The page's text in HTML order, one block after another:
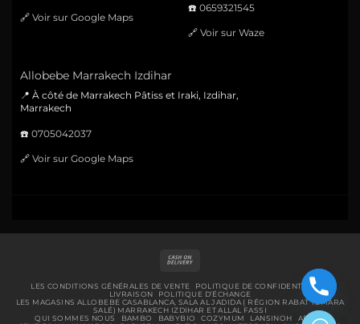
🔗 Voir sur Google Maps
☎️ 0659321545
🔗 Voir sur Waze
Allobebe Marrakech Izdihar
📍 À côté de Marrakech Pâtiss et Iraki, Izdihar,
Marrakech
☎️ 0705042037
🔗 Voir sur Google Maps
Delivery
LES CONDITIONS GÉNÉRALES DE VENTE
POLITIQUE DE CONFIDENTIALITÉ
LIVRAISON
POLITIQUE D’ÉCHANGE
LES MAGASINS ALLOBEBE CASABLANCA, SALA AL JADIDA ( RÉGION RABAT TEMARA
SALÉ) MARRAKECH IZDIHAR ET ALLAL FASSI
QUI SOMMES NOUS
BAMBO BABYBIO COZYMUM LANSINOH
ABENA